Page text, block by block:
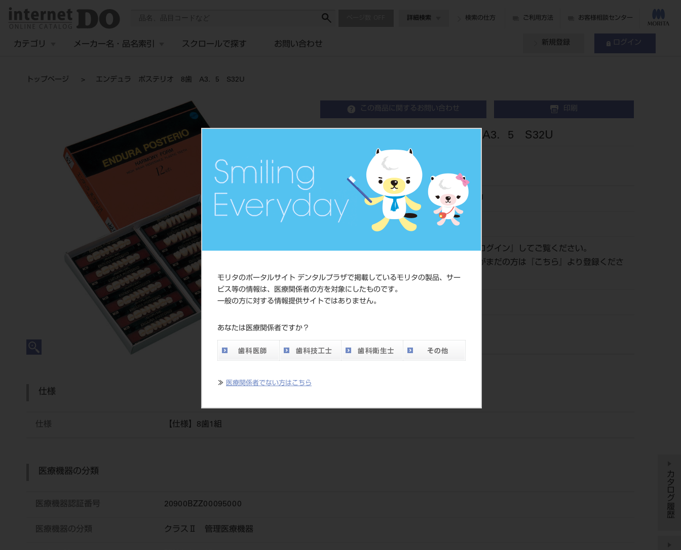
モリタのポータルサイト デンタルプラザで掲載しているモリタの製品、サー
ビス等の情報は、医療関係者の方を対象にしたものです。
一般の方に対する情報提供サイトではありません。
あなたは医療関係者ですか？
≫ 医療関係者でない方はこちら
詳細検索 検索の仕方 ご利用方法 お客様相談センター
カテゴリ メーカー名・品名索引 スクロールで探す お問い合わせ 新規登録 ログイン
トップページ エンデュラ ポステリオ 8歯 A3．5 S32U
この商品に関するお問い合わせ 印刷
エンデュラ ポステリオ 8歯 A3．5 S32U
Resin Posterior Teeth
硬質レジン歯
品目コード 204350062S32U
JAN/EANコード 4548162019677
価格の確認は『ログイン 』してご覧ください。
ネット会員登録がまだの方は『
こちら
』より登録くださ
い。
メーカー
ジ
仕様
仕様 【仕様】8歯1組
医療機器の分類
医療機器認証番号 20900BZZ00095000
医療機器の分類 クラスⅡ 管理医療機器
カタログ履歴